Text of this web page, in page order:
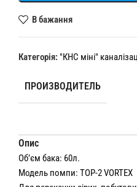
В бажання
Категорія: "КНС міні"
ПРОИЗВОДИТЕЛЬ
Опис
Об’єм бака: 60л.
Модель помпи: TOP-2 VORTEX